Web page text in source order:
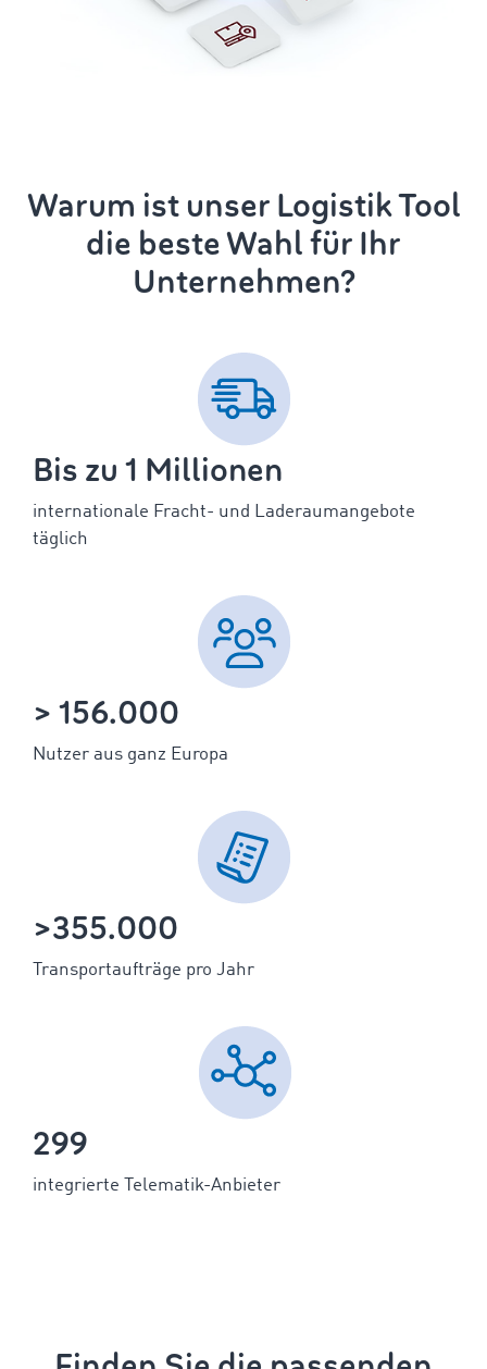
Warum ist unser Logistik Tool
die beste Wahl für Ihr
Unternehmen?
Bis zu 1 Millionen
internationale Fracht- und Laderaumangebote
täglich
> 156.000
Nutzer aus ganz Europa
>355.000
Transportaufträge pro Jahr
299
integrierte Telematik-Anbieter